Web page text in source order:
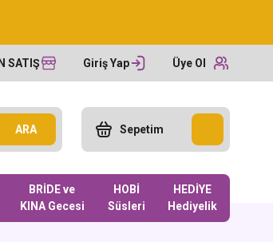
SATIŞ Giriş Yap Üye Ol
ARA Sepetim
BRİDE ve
KINA Gecesi
HOBİ
Süsleri
HEDİYE
Hediyelik